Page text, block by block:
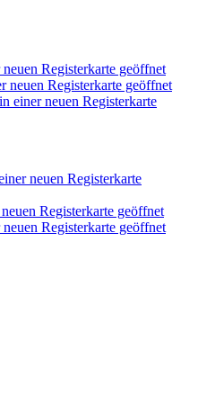
Registerkarte geöffnet
neuen Registerkarte geöffnet
einer neuen Registerkarte
neuen Registerkarte
Registerkarte geöffnet
Registerkarte geöffnet